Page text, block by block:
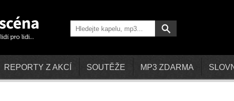
REPORTY Z AKCÍ SOUTĚŽE MP3 ZDARMA